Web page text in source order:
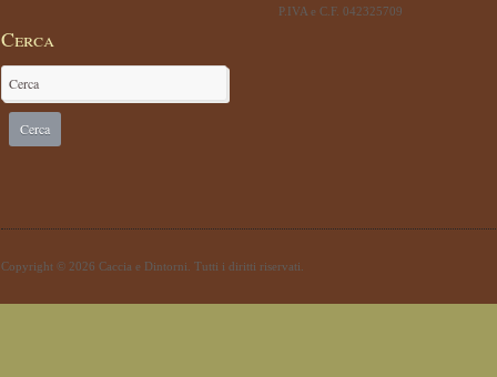
Cerca
P.IVA e C.F. 042325709
Copyright © 2026 Caccia e Dintorni. Tutti i diritti riservati.